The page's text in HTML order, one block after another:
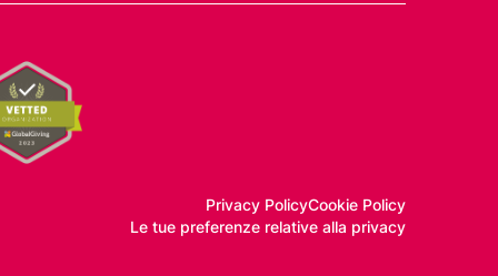
Privacy PolicyCookie Policy
Le tue preferenze relative alla privacy